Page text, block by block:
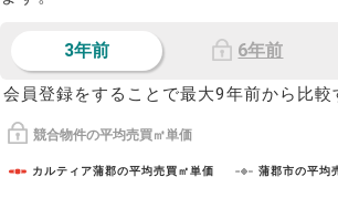
3年前 6年前
会員登録をすることで最大9年前から比較
競合物件の平均売買㎡単価
カルティア蒲郡の平均売買㎡単価 蒲郡市の平均